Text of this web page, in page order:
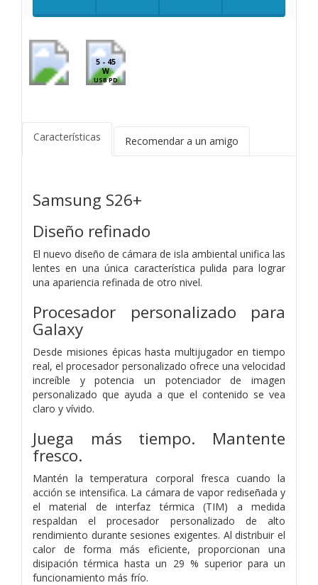
5 - 45
W
USB PD
Características Recomendar a un amigo
Samsung S26+
Diseño refinado
El nuevo diseño de cámara de isla ambiental unifica las
lentes en una única característica pulida para lograr
una apariencia refinada de otro nivel.
Procesador personalizado para
Galaxy
Desde misiones épicas hasta multijugador en tiempo
real, el procesador personalizado ofrece una velocidad
increíble y potencia un potenciador de imagen
personalizado que ayuda a que el contenido se vea
claro y vívido.
Juega más tiempo. Mantente
fresco.
Mantén la temperatura corporal fresca cuando la
acción se intensifica. La cámara de vapor rediseñada y
el material de interfaz térmica (TIM) a medida
respaldan el procesador personalizado de alto
rendimiento durante sesiones exigentes. Al distribuir el
calor de forma más eficiente, proporcionan una
disipación térmica hasta un 29 % superior para un
funcionamiento más frío.